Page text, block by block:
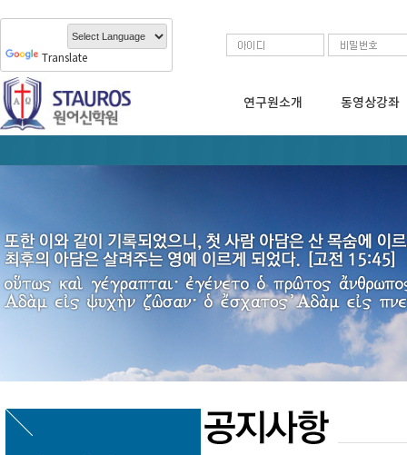
Translate
연구원소개 동영상강좌